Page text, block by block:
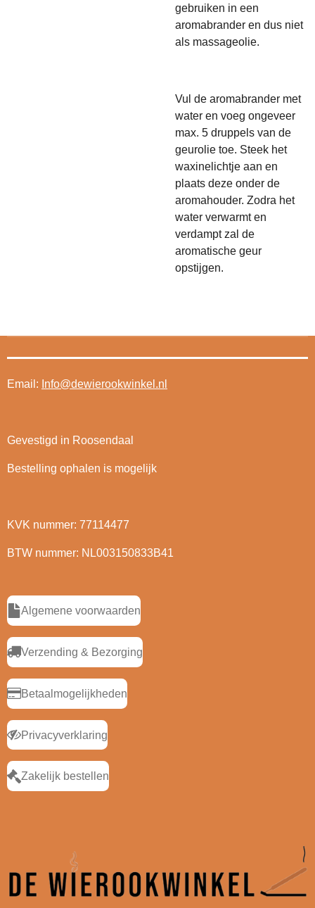
gebruiken in een
aromabrander en dus niet
als massageolie.
Vul de aromabrander met
water en voeg ongeveer
max. 5 druppels van de
geurolie toe. Steek het
waxinelichtje aan en
plaats deze onder de
aromahouder. Zodra het
water verwarmt en
verdampt zal de
aromatische geur
opstijgen.
Email: Info@dewierookwinkel.nl
Gevestigd in Roosendaal
Bestelling ophalen is mogelijk
KVK nummer: 77114477
BTW nummer: NL003150833B41
Algemene voorwaarden
Verzending & Bezorging
Betaalmogelijkheden
Privacyverklaring
Zakelijk bestellen